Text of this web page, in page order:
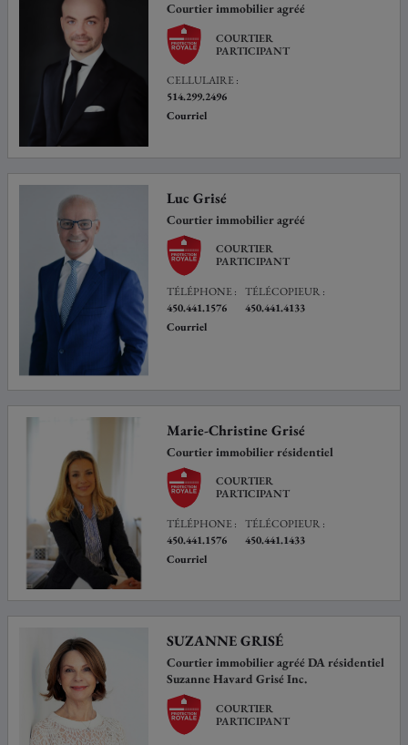
Courtier immobilier agréé
COURTIER
PARTICIPANT
CELLULAIRE :
514.299.2496
Courriel
Luc Grisé
Courtier immobilier agréé
COURTIER
PARTICIPANT
TÉLÉPHONE :
450.441.1576
TÉLÉCOPIEUR :
450.441.4133
Courriel
Marie-Christine Grisé
Courtier immobilier résidentiel
COURTIER
PARTICIPANT
TÉLÉPHONE :
450.441.1576
TÉLÉCOPIEUR :
450.441.1433
Courriel
SUZANNE GRISÉ
Courtier immobilier agréé DA résidentiel
Suzanne Havard Grisé Inc.
COURTIER
PARTICIPANT